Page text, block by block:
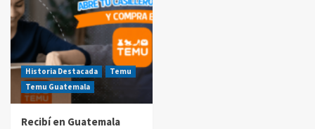
Historia Destacada
Temu
Temu Guatemala
Recibí en Guatemala